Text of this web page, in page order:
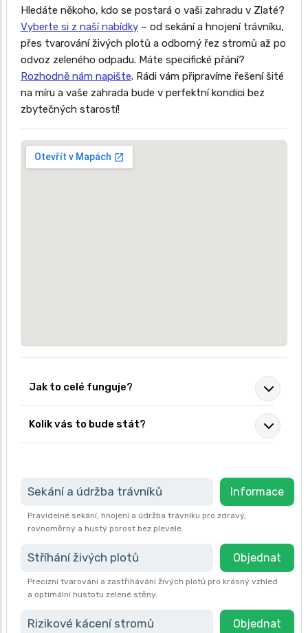
Hledáte někoho, kdo se postará o vaši zahradu v Zlaté?
Vyberte si z naší nabídky – od sekání a hnojení trávníku,
přes tvarování živých plotů a odborný řez stromů až po
odvoz zeleného odpadu. Máte specifické přání?
Rozhodně nám napište. Rádi vám připravíme řešení šité
na míru a vaše zahrada bude v perfektní kondici bez
zbytečných starostí!
Jak to celé funguje?
Kolik vás to bude stát?
Sekání a údržba trávníků Informace
Pravidelné sekání, hnojení a údržba trávníku pro zdravý,
rovnoměrný a hustý porost bez plevele.
Stříhání živých plotů Objednat
Precizní tvarování a zastřihávání živých plotů pro krásný vzhled
a optimální hustotu zelené stěny.
Rizikové kácení stromů Objednat